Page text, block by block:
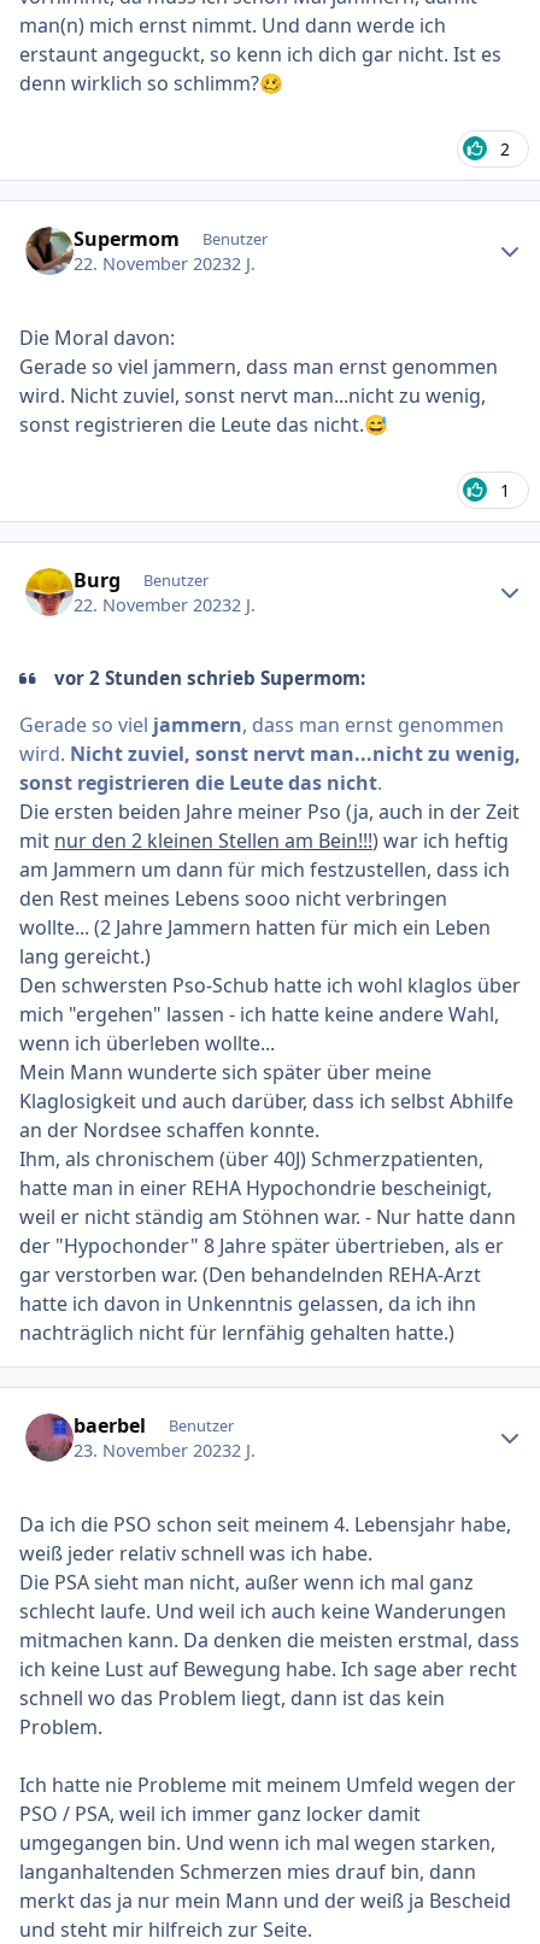
man(n) mich ernst nimmt. Und dann werde ich
erstaunt angeguckt, so kenn ich dich gar nicht. Ist es
denn wirklich so schlimm?🥴
2
Supermom Benutzer
22. November 20232 J.
Die Moral davon:
Gerade so viel jammern, dass man ernst genommen
wird. Nicht zuviel, sonst nervt man...nicht zu wenig,
sonst registrieren die Leute das nicht.😅
1
Burg Benutzer
22. November 20232 J.
vor 2 Stunden schrieb Supermom:
Gerade so viel jammern, dass man ernst genommen
wird. Nicht zuviel, sonst nervt man...nicht zu wenig,
sonst registrieren die Leute das nicht.
Die ersten beiden Jahre meiner Pso (ja, auch in der Zeit
mit nur den 2 kleinen Stellen am Bein!!!) war ich heftig
am Jammern um dann für mich festzustellen, dass ich
den Rest meines Lebens sooo nicht verbringen
wollte... (2 Jahre Jammern hatten für mich ein Leben
lang gereicht.)
Den schwersten Pso-Schub hatte ich wohl klaglos über
mich "ergehen" lassen - ich hatte keine andere Wahl,
wenn ich überleben wollte...
Mein Mann wunderte sich später über meine
Klaglosigkeit und auch darüber, dass ich selbst Abhilfe
an der Nordsee schaffen konnte.
Ihm, als chronischem (über 40J) Schmerzpatienten,
hatte man in einer REHA Hypochondrie bescheinigt,
weil er nicht ständig am Stöhnen war. - Nur hatte dann
der "Hypochonder" 8 Jahre später übertrieben, als er
gar verstorben war. (Den behandelnden REHA-Arzt
hatte ich davon in Unkenntnis gelassen, da ich ihn
nachträglich nicht für lernfähig gehalten hatte.)
baerbel Benutzer
23. November 20232 J.
Da ich die PSO schon seit meinem 4. Lebensjahr habe,
weiß jeder relativ schnell was ich habe.
Die PSA sieht man nicht, außer wenn ich mal ganz
schlecht laufe. Und weil ich auch keine Wanderungen
mitmachen kann. Da denken die meisten erstmal, dass
ich keine Lust auf Bewegung habe. Ich sage aber recht
schnell wo das Problem liegt, dann ist das kein
Problem.
Ich hatte nie Probleme mit meinem Umfeld wegen der
PSO / PSA, weil ich immer ganz locker damit
umgegangen bin. Und wenn ich mal wegen starken,
langanhaltenden Schmerzen mies drauf bin, dann
merkt das ja nur mein Mann und der weiß ja Bescheid
und steht mir hilfreich zur Seite.